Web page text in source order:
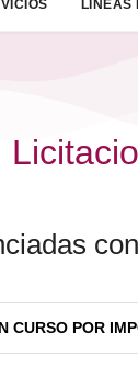
LÍNEAS
CURSO POR